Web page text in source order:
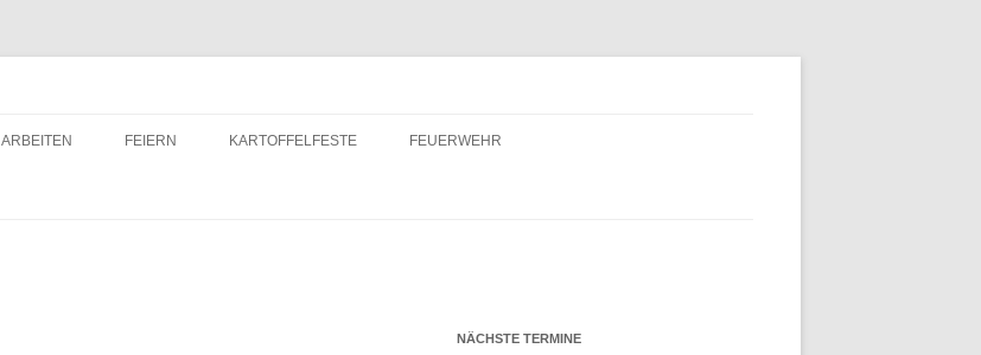
ARBEITEN FEIERN KARTOFFELFESTE FEUERWEHR
NÄCHSTE TERMINE